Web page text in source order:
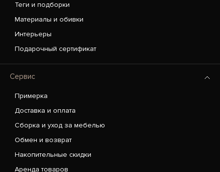
Теги и подборки
Материалы и обивки
Интерьеры
Подарочный сертификат
Сервис
Примерка
Доставка и оплата
Сборка и уход за мебелью
Обмен и возврат
Накопительные скидки
Аренда товаров